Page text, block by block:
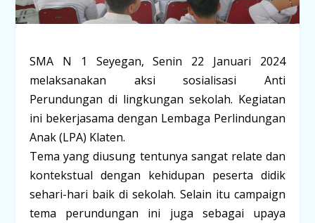
SMA N 1 Seyegan, Senin 22 Januari 2024
melaksanakan aksi sosialisasi Anti
Perundungan di lingkungan sekolah. Kegiatan
ini bekerjasama dengan Lembaga Perlindungan
Anak (LPA) Klaten.
Tema yang diusung tentunya sangat relate dan
kontekstual dengan kehidupan peserta didik
sehari-hari baik di sekolah. Selain itu campaign
tema perundungan ini juga sebagai upaya